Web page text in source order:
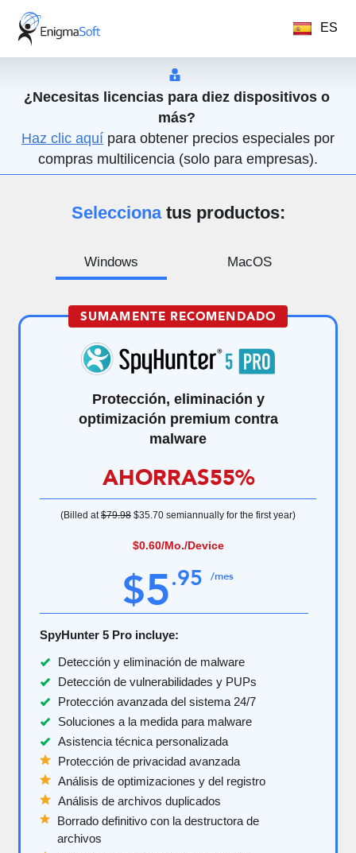
ES
¿Necesitas licencias para diez dispositivos o
más?
Haz clic aquí para obtener precios especiales por
compras multilicencia (solo para empresas).
Seleccionatus productos:
Windows MacOS
SUMAMENTE RECOMENDADO
Protección, eliminación y
optimización premium contra
malware
$5.95 /mes
SpyHunter 5 Pro incluye:
Detección y eliminación de malware
Detección de vulnerabilidades y PUPs
Protección avanzada del sistema 24/7
Soluciones a la medida para malware
Asistencia técnica personalizada
Protección de privacidad avanzada
Análisis de optimizaciones y del registro
Análisis de archivos duplicados
Borrado definitivo con la destructora de
archivos
AHORRAS55%
(Billed at$79.98 $35.70 semiannually for the first year)
$0.60/Mo./Device